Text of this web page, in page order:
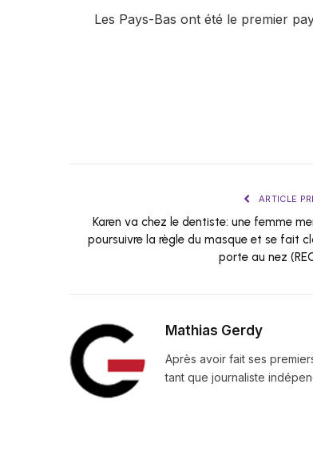
Les Pays-Bas ont été le premier
ARTICLE
Karen va chez le dentiste: une femme
poursuivre la règle du masque et se fait
porte au nez
Mathias Gerdy
Après avoir fait ses
tant que journaliste